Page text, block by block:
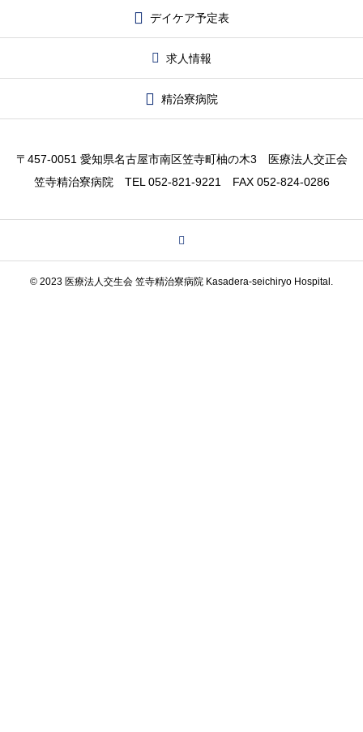
デイケア予定表
求人情報
精治寮病院
〒457-0051 愛知県名古屋市南区笠寺町柚の木3 医療法人交正会
笠寺精治寮病院 TEL 052-821-9221 FAX 052-824-0286
© 2023 医療法人交生会 笠寺精治寮病院 Kasadera-seichiryo Hospital.